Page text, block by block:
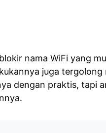
nama WiFi yang
juga tergolong
dengan praktis, tapi